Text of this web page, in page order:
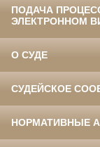
ПОДАЧА
ЭЛЕКТРОННОМ
О СУДЕ
СУДЕЙСКОЕ
НОРМАТИВНЫЕ